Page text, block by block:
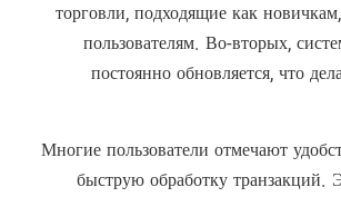
торговли, подходящие как
пользователям. Во-вторых,
постоянно обновляется, что
Многие пользователи отмечают
быструю обработку транзакций.